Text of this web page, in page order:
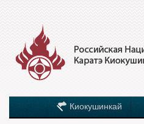
Киокушинкай